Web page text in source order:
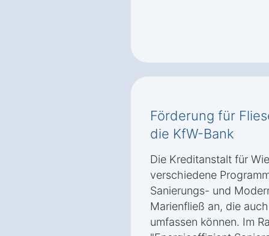
Förderung für
die KfW-Bank
Die Kreditanstalt für
verschiedene
Sanierungs- und
Marienfließ an, die
umfassen können. Im